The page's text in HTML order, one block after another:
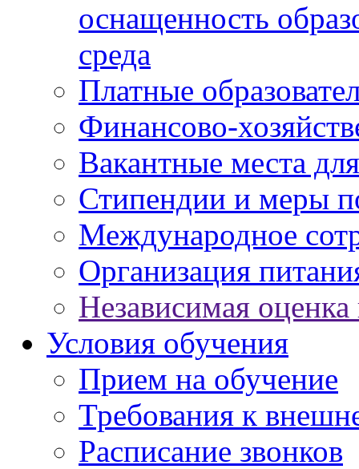
оснащенность
среда
Платные
Финансово-
Вакантные места
Стипендии и меры
Международное
Организация
Независимая оценка
Условия обучения
Прием на обучение
Требования к
Расписание звонков